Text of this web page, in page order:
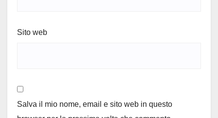
Sito web
Salva il mio nome, email e sito web in questo